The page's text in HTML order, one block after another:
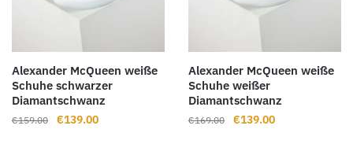
Alexander McQueen weiße
Schuhe schwarzer
Diamantschwanz
€159.00
Ursprünglicher
€139.00Aktueller
Alexander McQueen weiße
Schuhe weißer
Diamantschwanz
€169.00
Ursprünglicher
€139.00Aktueller